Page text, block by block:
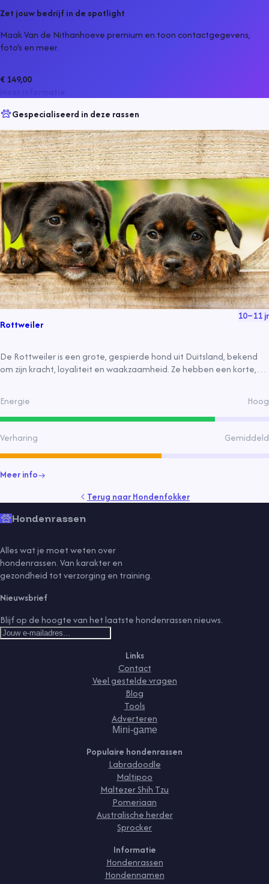
Zet jouw bedrijf in de spotlight
Maak Van de Nithanhoeve premium en toon contactgegevens,
foto's en meer.
€ 149,00
Gespecialiseerd in deze rassen
Rottweiler
10–11jr
De Rottweiler is een grote, gespierde hond uit Duitsland, bekend
om zijn kracht, loyaliteit en waakzaamheid. Ze hebben een korte,
van ongeveer 10-11 jaar.
Energie Hoog
Verharing Gemiddeld
Meer info
Terug naarHondenfokker
Hondenrassen
Alles wat je moet weten over
hondenrassen. Van karakter en
gezondheid tot verzorging en training.
Nieuwsbrief
Blijf op de hoogte van het laatste hondenrassen nieuws.
Links
Contact
Veel gestelde vragen
Blog
Tools
Adverteren
Mini-game
Populaire hondenrassen
Labradoodle
Maltipoo
Maltezer Shih Tzu
Pomeriaan
Australische herder
Sprocker
Informatie
Hondenrassen
Hondennamen